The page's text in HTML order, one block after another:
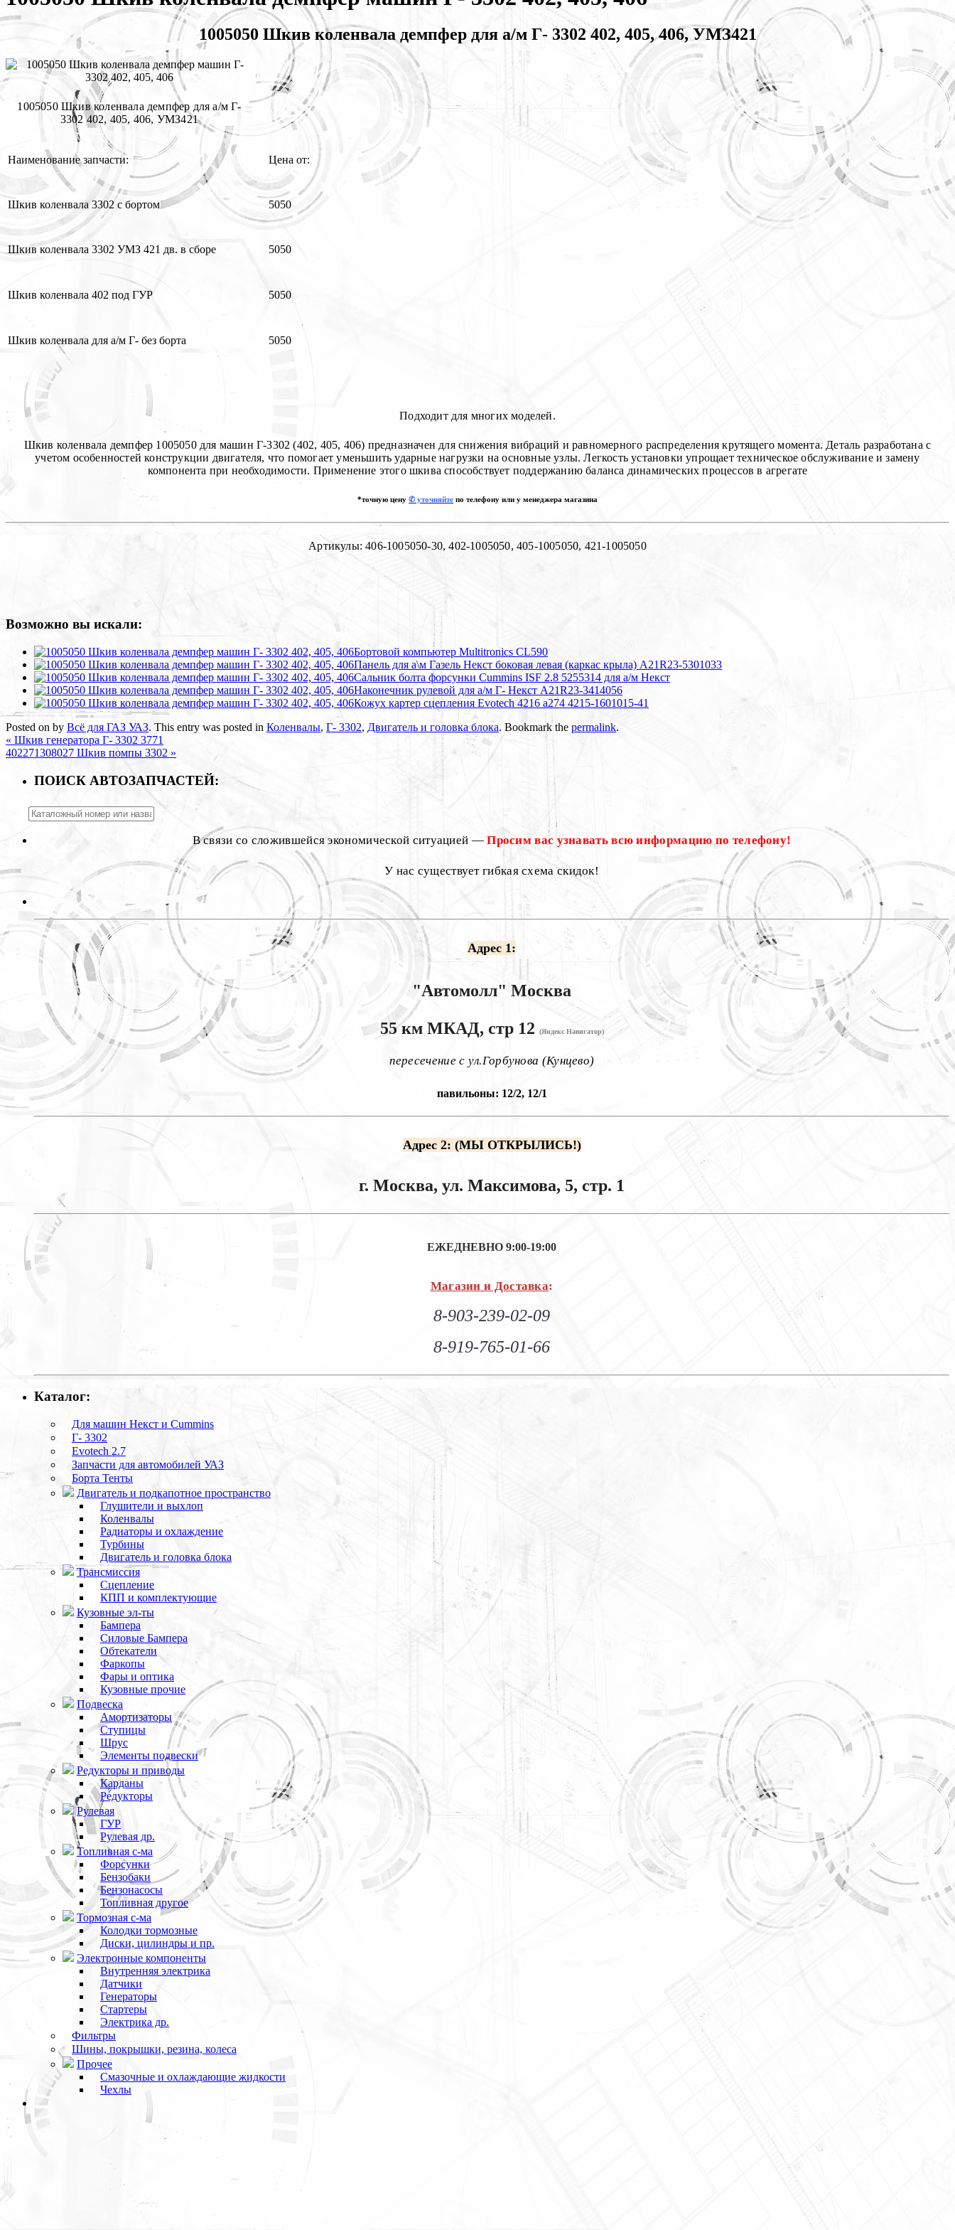
1005050 Шкив коленвала демпфер для а/м Г- 3302 402, 405, 406, УМЗ421
1005050 Шкив коленвала демпфер для а/м Г-
3302 402, 405, 406, УМЗ421
Наименование запчасти: Цена от:
Шкив коленвала 3302 с бортом 5050
Шкив коленвала 3302 УМЗ 421 дв. в сборе 5050
Шкив коленвала 402 под ГУР 5050
Шкив коленвала для а/м Г- без борта 5050
Подходит для многих моделей.
Шкив коленвала демпфер 1005050 для машин Г‑3302 (402, 405, 406) предназначен для снижения вибраций и равномерного распределения крутящего момента. Деталь разработана с
учетом особенностей конструкции двигателя, что помогает уменьшить ударные нагрузки на основные узлы. Легкость установки упрощает техническое обслуживание и замену
компонента при необходимости. Применение этого шкива способствует поддержанию баланса динамических процессов в агрегате
*точную цену ✆ уточняйте по телефону или у менеджера магазина
Артикулы: 406-1005050-30, 402-1005050, 405-1005050, 421-1005050
Возможно вы искали:
Бортовой компьютер Multitronics CL590
Панель для а\м Газель Некст боковая левая (каркас крыла) A21R23-5301033
Сальник болта форсунки Cummins ISF 2.8 5255314 для а/м Некст
Наконечник рулевой для а/м Г- Некст A21R23-3414056
Кожух картер сцепления Evotech 4216 а274 4215-1601015-41
Posted on by Всё для ГАЗ УАЗ. This entry was posted in Коленвалы, Г- 3302, Двигатель и головка блока. Bookmark the permalink.
« Шкив генератора Г- 3302 3771
402271308027 Шкив помпы 3302 »
ПОИСК АВТОЗАПЧАСТЕЙ:
В связи со сложившейся экономической ситуацией —Просим вас узнавать всю информацию по телефону!
У нас существует гибкая схема скидок!
Адрес 1:
"Автомолл" Москва
55 км МКАД, стр 12 (Яндекс Навигатор)
пересечение с ул.Горбунова (Кунцево)
павильоны: 12/2, 12/1
Адрес 2: (МЫ ОТКРЫЛИСЬ!)
г. Москва, ул. Максимова, 5, стр. 1
ЕЖЕДНЕВНО 9:00-19:00
Магазин и Доставка:
8-903-239-02-09
8-919-765-01-66
Каталог:
Для машин Некст и Cummins
Г- 3302
Evotech 2.7
Запчасти для автомобилей УАЗ
Борта Тенты
Двигатель и подкапотное пространство
Глушители и выхлоп
Коленвалы
Радиаторы и охлаждение
Турбины
Двигатель и головка блока
Трансмиссия
Сцепление
КПП и комплектующие
Кузовные эл-ты
Бампера
Силовые Бампера
Обтекатели
Фаркопы
Фары и оптика
Кузовные прочие
Подвеска
Амортизаторы
Ступицы
Шрус
Элементы подвески
Редукторы и приводы
Карданы
Редукторы
Рулевая
ГУР
Рулевая др.
Топливная с-ма
Форсунки
Бензобаки
Бензонасосы
Топливная другое
Тормозная с-ма
Колодки тормозные
Диски, цилиндры и пр.
Электронные компоненты
Внутренняя электрика
Датчики
Генераторы
Стартеры
Электрика др.
Фильтры
Шины, покрышки, резина, колеса
Прочее
Смазочные и охлаждающие жидкости
Чехлы